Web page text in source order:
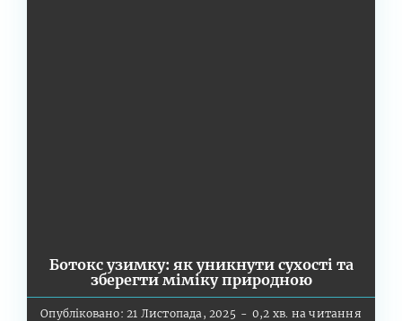
Ботокс узимку: як уникнути сухості та
зберегти міміку природною
Опубліковано: 21 Листопада, 2025 - 0,2 хв. на читання